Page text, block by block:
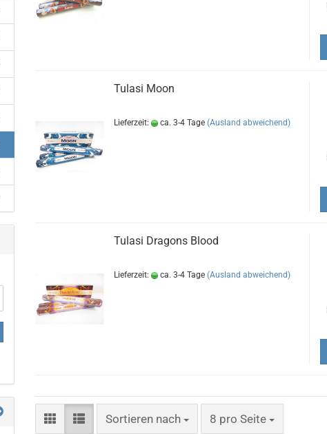
Tulasi Moon
Lieferzeit: ca. 3-4 Tage (Ausland abweichend)
Tulasi Dragons Blood
Lieferzeit: ca. 3-4 Tage (Ausland abweichend)
Sortieren nach
Sortieren nach 8 pro Seite
pro Seite